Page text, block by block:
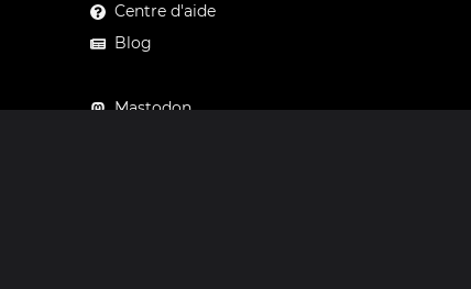
Centre d'aide
Blog
Mastodon